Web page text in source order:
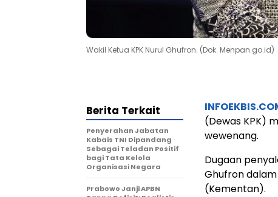
Wakil Ketua KPK Nurul Ghufron. (Dok. Menpan.go.id)
(Dewas KPK)
wewenang.
Dugaan
Ghufron
(Kementan).
Berita Terkait
Penyerahan Jabatan
Kabais TNI Dipandang
Sebagai Teladan Positif
bagi Tata Kelola
Organisasi Negara
Prabowo Janji APBN